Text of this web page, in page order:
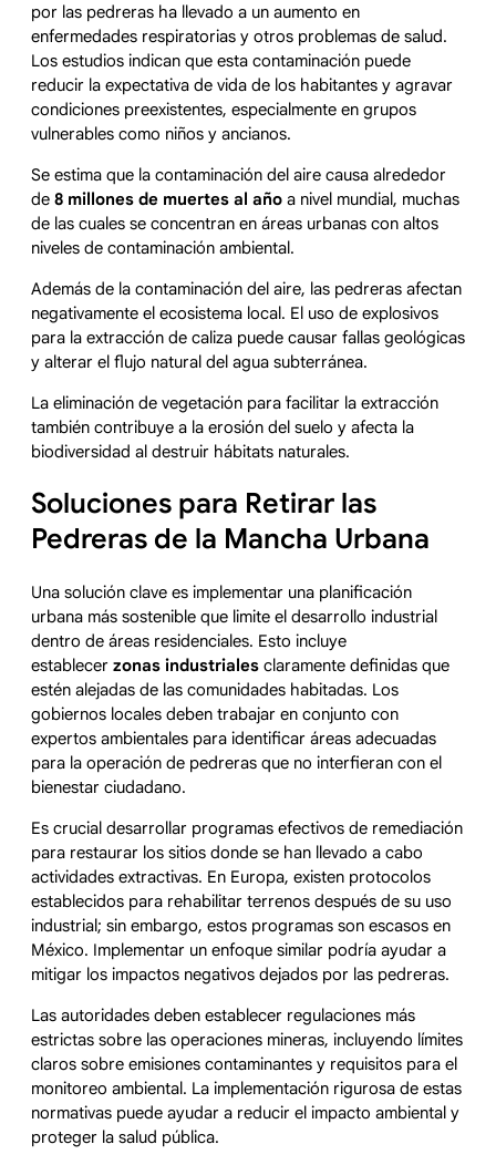
por las pedreras ha llevado a un aumento en
enfermedades respiratorias y otros problemas de salud.
Los estudios indican que esta contaminación puede
reducir la expectativa de vida de los habitantes y agravar
condiciones preexistentes, especialmente en grupos
vulnerables como niños y ancianos.
Se estima que la contaminación del aire causa alrededor
de 8 millones de muertes al año a nivel mundial, muchas
de las cuales se concentran en áreas urbanas con altos
niveles de contaminación ambiental.
Además de la contaminación del aire, las pedreras afectan
negativamente el ecosistema local. El uso de explosivos
para la extracción de caliza puede causar fallas geológicas
y alterar el flujo natural del agua subterránea.
La eliminación de vegetación para facilitar la extracción
también contribuye a la erosión del suelo y afecta la
biodiversidad al destruir hábitats naturales.
Soluciones para Retirar las
Pedreras de la Mancha Urbana
Una solución clave es implementar una planificación
urbana más sostenible que limite el desarrollo industrial
dentro de áreas residenciales. Esto incluye
establecer zonas industriales claramente definidas que
estén alejadas de las comunidades habitadas. Los
gobiernos locales deben trabajar en conjunto con
expertos ambientales para identificar áreas adecuadas
para la operación de pedreras que no interfieran con el
bienestar ciudadano.
Es crucial desarrollar programas efectivos de remediación
para restaurar los sitios donde se han llevado a cabo
actividades extractivas. En Europa, existen protocolos
establecidos para rehabilitar terrenos después de su uso
industrial; sin embargo, estos programas son escasos en
México. Implementar un enfoque similar podría ayudar a
mitigar los impactos negativos dejados por las pedreras.
Las autoridades deben establecer regulaciones más
estrictas sobre las operaciones mineras, incluyendo límites
claros sobre emisiones contaminantes y requisitos para el
monitoreo ambiental. La implementación rigurosa de estas
normativas puede ayudar a reducir el impacto ambiental y
proteger la salud pública.